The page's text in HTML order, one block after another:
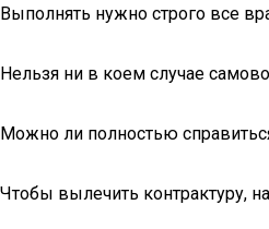
Выполнять нужно строго все
Нельзя ни в коем случае
Можно ли полностью
Чтобы вылечить контрактуру,